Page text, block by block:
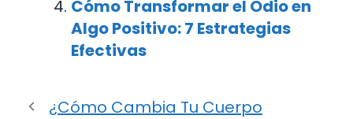
Cómo Transformar el Odio en
Algo Positivo: 7 Estrategias
Efectivas
¿Cómo Cambia Tu Cuerpo